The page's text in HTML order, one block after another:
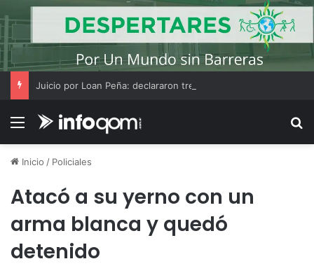
Menú
Inicio / Policiales
Atacó a su yerno con un
arma blanca y quedó
detenido